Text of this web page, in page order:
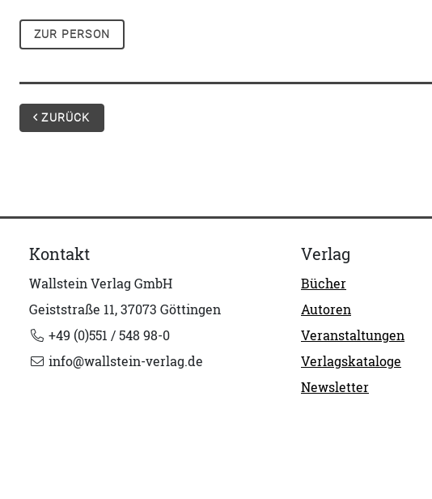
ZUR PERSON
ZURÜCK
Kontakt
Wallstein Verlag GmbH
Geiststraße 11, 37073 Göttingen
+49 (0)551 / 548 98-0
info@wallstein-verlag.de
Verlag
Bücher
Autoren
Veranstaltungen
Verlagskataloge
Newsletter